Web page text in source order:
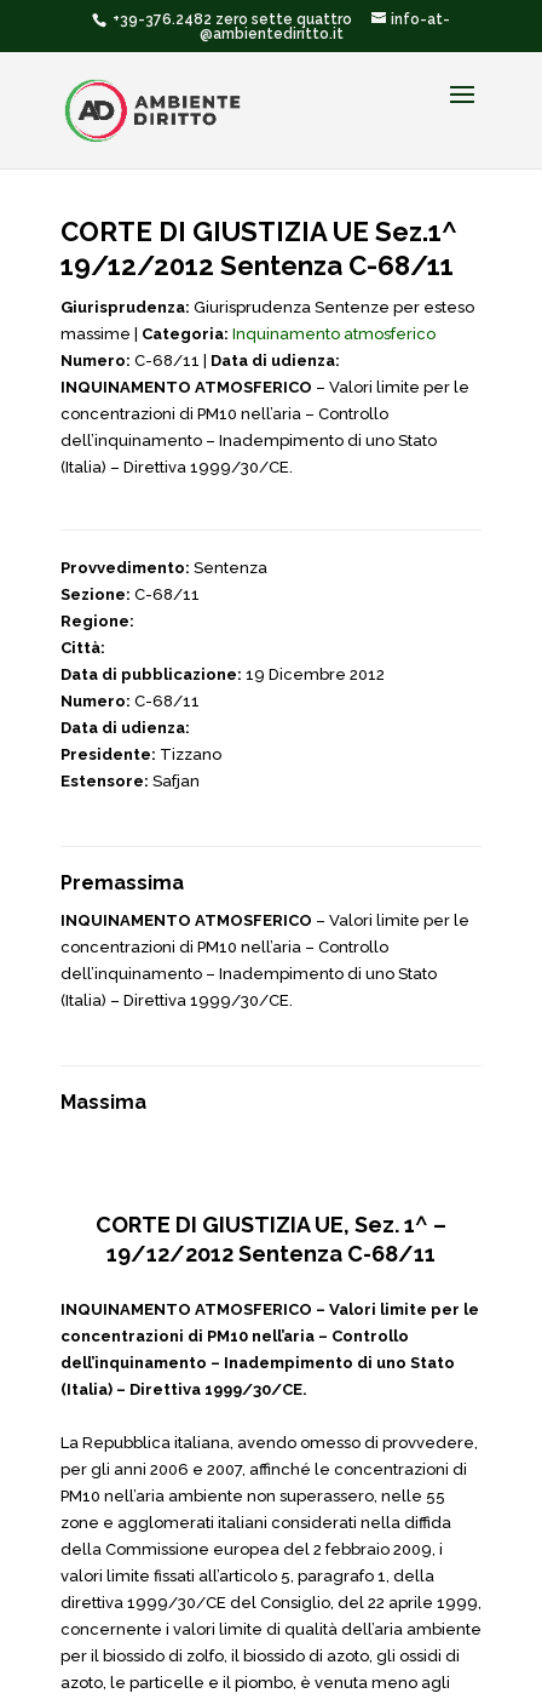
+39-376.2482 zero sette quattro
info-at-
@ambientediritto.it
CORTE DI GIUSTIZIA UE Sez.1^
19/12/2012 Sentenza C-68/11
Giurisprudenza: Giurisprudenza Sentenze per esteso
massime | Categoria: Inquinamento atmosferico
Numero: C-68/11 | Data di udienza:
INQUINAMENTO ATMOSFERICO – Valori limite per le
concentrazioni di PM10 nell’aria – Controllo
dell’inquinamento – Inadempimento di uno Stato
(Italia) – Direttiva 1999/30/CE.
Provvedimento: Sentenza
Sezione: C-68/11
Regione:
Città:
Data di pubblicazione: 19 Dicembre 2012
Numero: C-68/11
Data di udienza:
Presidente: Tizzano
Estensore: Safjan
Premassima
INQUINAMENTO ATMOSFERICO – Valori limite per le
concentrazioni di PM10 nell’aria – Controllo
dell’inquinamento – Inadempimento di uno Stato
(Italia) – Direttiva 1999/30/CE.
Massima
CORTE DI GIUSTIZIA UE, Sez. 1^ –
19/12/2012 Sentenza C-68/11
INQUINAMENTO ATMOSFERICO – Valori limite per le
concentrazioni di PM10 nell’aria – Controllo
dell’inquinamento – Inadempimento di uno Stato
(Italia) – Direttiva 1999/30/CE.
La Repubblica italiana, avendo omesso di provvedere,
per gli anni 2006 e 2007, affinché le concentrazioni di
PM10 nell’aria ambiente non superassero, nelle 55
zone e agglomerati italiani considerati nella diffida
della Commissione europea del 2 febbraio 2009, i
valori limite fissati all’articolo 5, paragrafo 1, della
direttiva 1999/30/CE del Consiglio, del 22 aprile 1999,
concernente i valori limite di qualità dell’aria ambiente
per il biossido di zolfo, il biossido di azoto, gli ossidi di
azoto, le particelle e il piombo, è venuta meno agli